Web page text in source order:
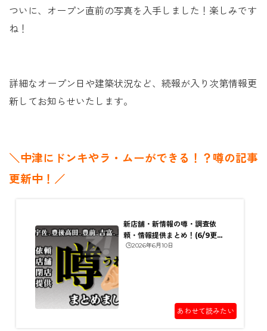
ついに、オープン直前の写真を入手しました！楽しみです
ね！
詳細なオープン日や建築状況など、続報が入り次第情報更
新してお知らせいたします。
＼中津にドンキやラ・ムーができる！？噂の記事
更新中！／
新店舗・新情報の噂・調査依
頼・情報提供まとめ！(6/9更
新)
🕒️2026年6月10日
あわせて読みたい